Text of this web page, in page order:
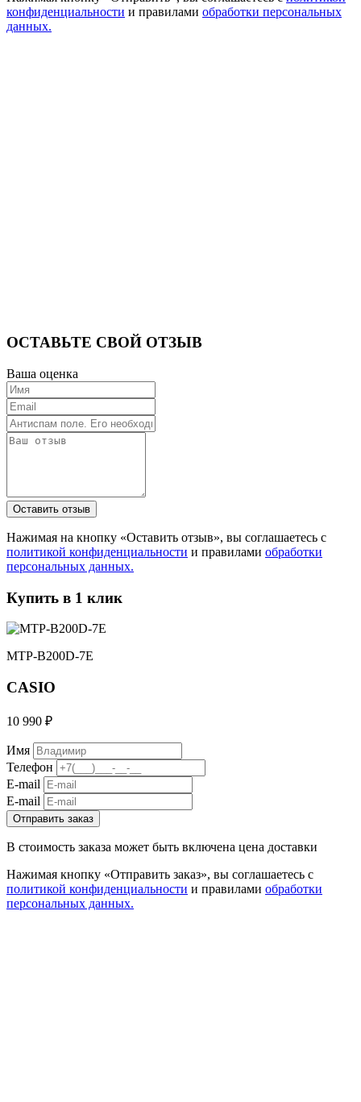
конфиденциальности и правилами обработки персональных
данных.
ОСТАВЬТЕ СВОЙ ОТЗЫВ
Ваша оценка
Нажимая на кнопку «Оставить отзыв», вы соглашаетесь с
политикой конфиденциальности и правилами обработки
персональных данных.
Купить в 1 клик
MTP-B200D-7E
CASIO
10 990 ₽
Имя
Телефон
E-mail
E-mail
Отправить заказ
В стоимость заказа может быть включена цена доставки
Нажимая кнопку «Отправить заказ», вы соглашаетесь с
политикой конфиденциальности и правилами обработки
персональных данных.